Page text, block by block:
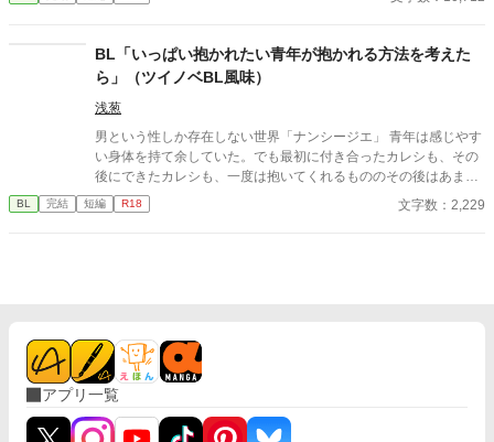
しています）
BL「いっぱい抱かれたい青年が抱かれる方法を考えた
ら」（ツイノベBL風味）
浅葱
男という性しか存在しない世界「ナンシージエ」 青年は感じやす
い身体を持て余していた。でも最初に付き合ったカレシも、その
後にできたカレシも、一度は抱いてくれるもののその後はあまり
抱いてくれなかった。 もうこうなったら”天使”になって、絶対に
抱かれないといけない身体になった方がいいかも？ と思ってしま
BL 完結 短編 R18 文字数：2,229
アプリ一覧